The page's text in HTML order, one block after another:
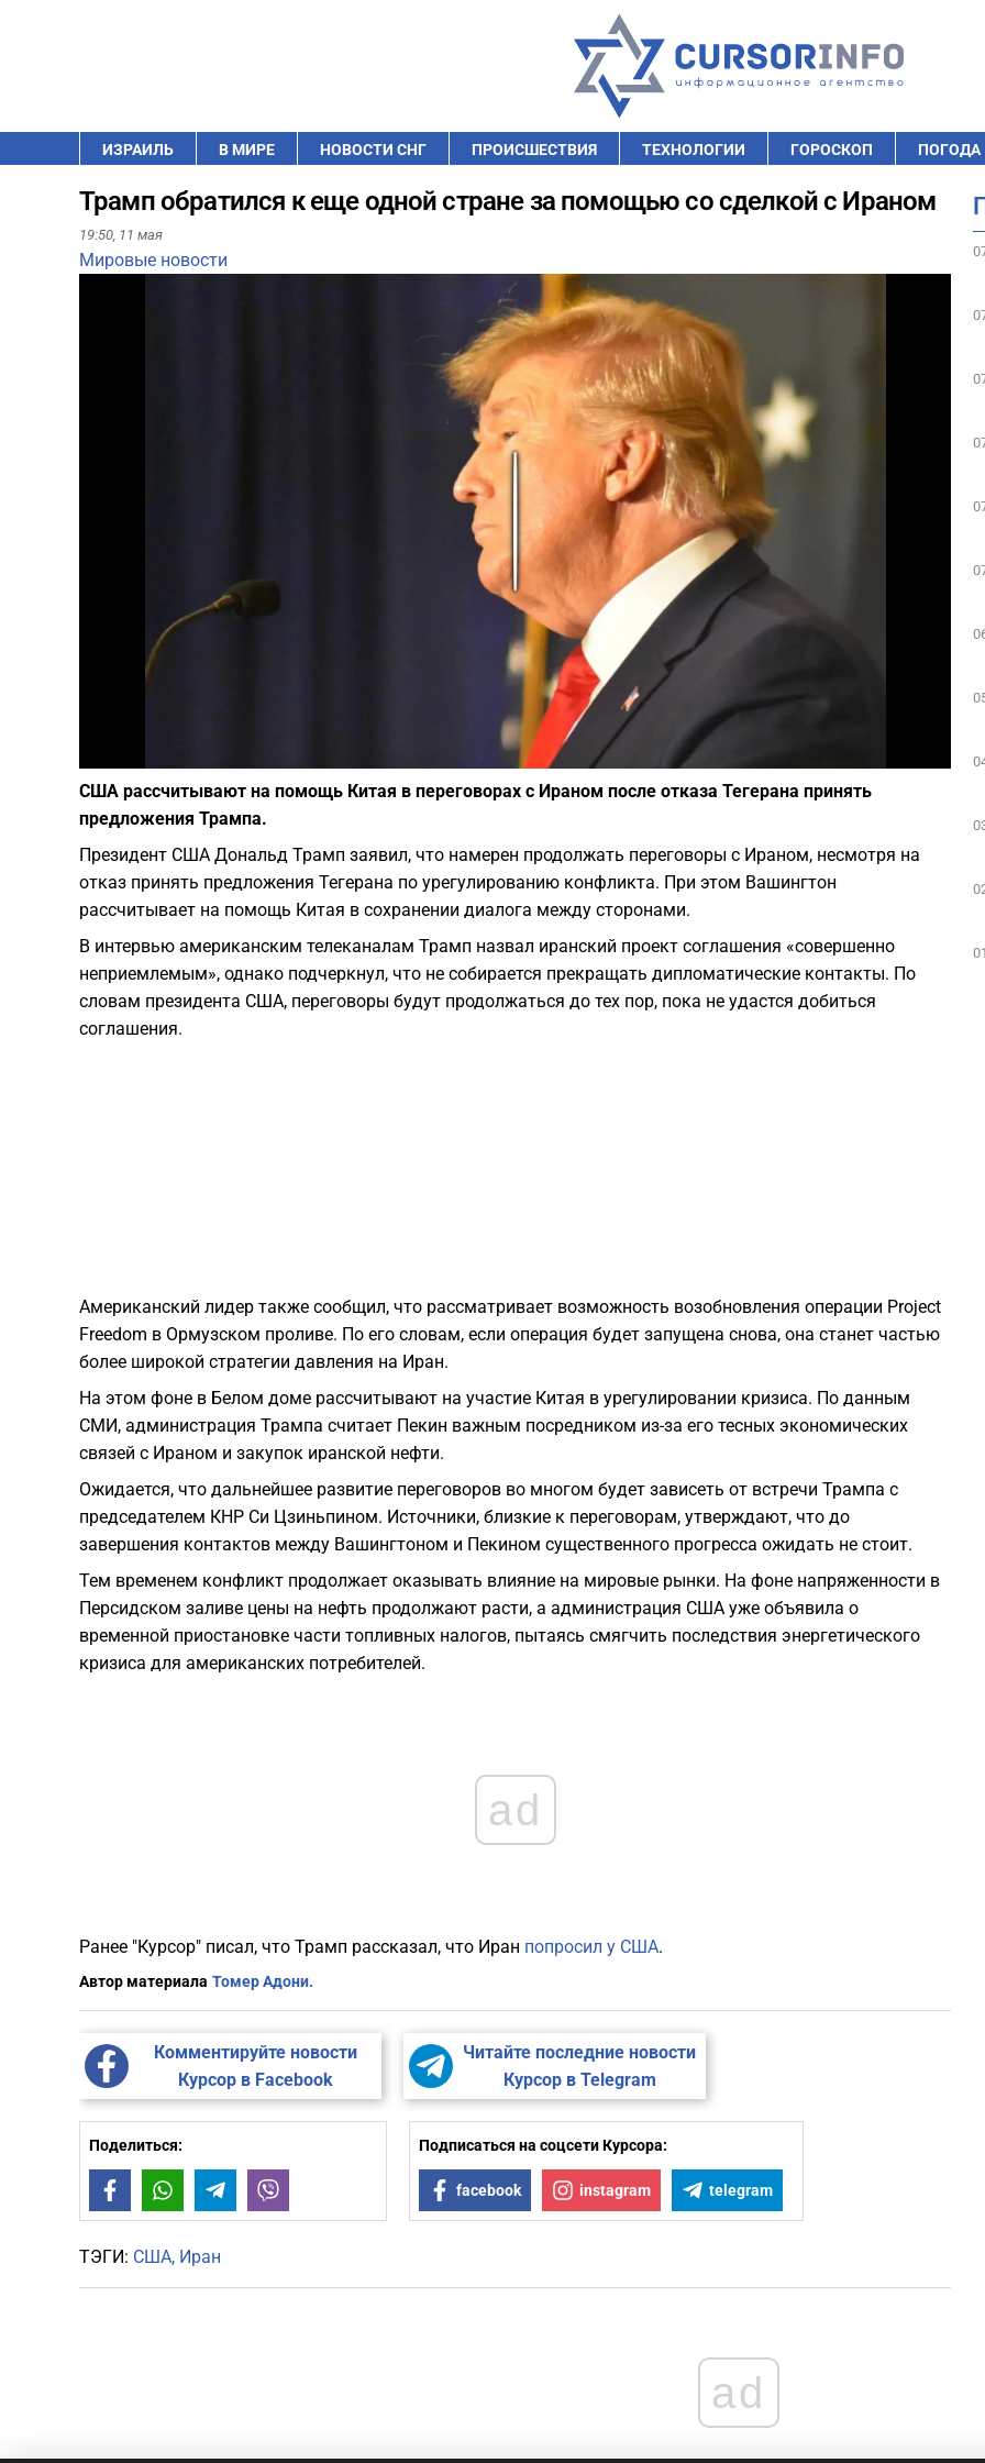
ИЗРАИЛЬ В МИРЕ НОВОСТИ СНГ ПРОИСШЕСТВИЯ ТЕХНОЛОГИИ ГОРОСКОП ПОГОДА
Трамп обратился к еще одной стране за помощью со сделкой с Ираном
19:50, 11 мая
Мировые новости
Play
США рассчитывают на помощь Китая в переговорах с Ираном после отказа Тегерана принять
предложения Трампа.
Президент США Дональд Трамп заявил, что намерен продолжать переговоры с Ираном, несмотря на
отказ принять предложения Тегерана по урегулированию конфликта. При этом Вашингтон
рассчитывает на помощь Китая в сохранении диалога между сторонами.
В интервью американским телеканалам Трамп назвал иранский проект соглашения «совершенно
неприемлемым», однако подчеркнул, что не собирается прекращать дипломатические контакты. По
словам президента США, переговоры будут продолжаться до тех пор, пока не удастся добиться
соглашения.
Американский лидер также сообщил, что рассматривает возможность возобновления операции Project
Freedom в Ормузском проливе. По его словам, если операция будет запущена снова, она станет частью
более широкой стратегии давления на Иран.
На этом фоне в Белом доме рассчитывают на участие Китая в урегулировании кризиса. По данным
СМИ, администрация Трампа считает Пекин важным посредником из-за его тесных экономических
связей с Ираном и закупок иранской нефти.
Ожидается, что дальнейшее развитие переговоров во многом будет зависеть от встречи Трампа с
председателем КНР Си Цзиньпином. Источники, близкие к переговорам, утверждают, что до
завершения контактов между Вашингтоном и Пекином существенного прогресса ожидать не стоит.
Тем временем конфликт продолжает оказывать влияние на мировые рынки. На фоне напряженности в
Персидском заливе цены на нефть продолжают расти, а администрация США уже объявила о
временной приостановке части топливных налогов, пытаясь смягчить последствия энергетического
кризиса для американских потребителей.
ad
Ранее "Курсор" писал, что Трамп рассказал, что Иран попросил у США.
Автор материала Томер Адони.
Комментируйте новости
Курсор в Facebook
Читайте последние новости
Курсор в Telegram
Поделиться:
FacebookWhatsAppTelegram
Подписаться на соцсети Курсора:
facebook instagram telegram
ТЭГИ: США Иран
ad